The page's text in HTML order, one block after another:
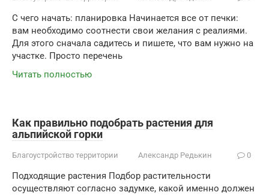
С чего начать: планировка Начинается все от печки:
вам необходимо соотнести свои желания с реалиями.
Для этого сначала садитесь и пишете, что вам нужно на
участке. Просто перечень
Читать полностью
Как правильно подобрать растения для
альпийской горки
Благоустройство территории Александр Редькин 0
Подходящие растения Подбор растительности
осуществляют согласно задумке, какой именно должен